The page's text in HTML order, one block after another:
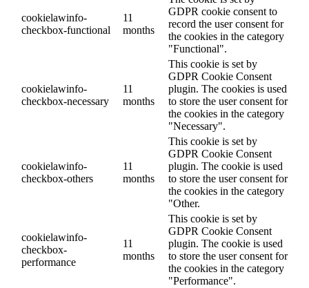
cookielawinfo-
checkbox-functional
11
months
GDPR cookie consent to
record the user consent for
the cookies in the category
"Functional".
cookielawinfo-
checkbox-necessary
11
months
This cookie is set by
GDPR Cookie Consent
plugin. The cookies is used
to store the user consent for
the cookies in the category
"Necessary".
cookielawinfo-
checkbox-others
11
months
This cookie is set by
GDPR Cookie Consent
plugin. The cookie is used
to store the user consent for
the cookies in the category
"Other.
cookielawinfo-
checkbox-
performance
11
months
This cookie is set by
GDPR Cookie Consent
plugin. The cookie is used
to store the user consent for
the cookies in the category
"Performance".